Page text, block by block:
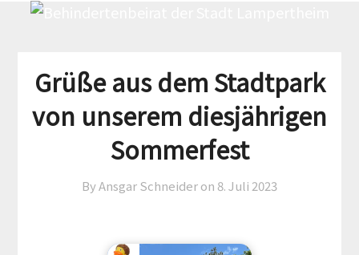
Grüße aus dem Stadtpark
von unserem diesjährigen
Sommerfest
By Ansgar Schneider on 8. Juli 2023